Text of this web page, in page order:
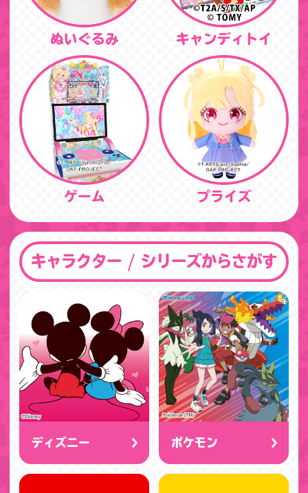
ぬいぐるみ キャンディトイ
ゲーム プライズ
キャラクター / シリーズからさがす
ディズニー ポケモン